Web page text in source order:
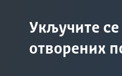
Укључите се
отворених